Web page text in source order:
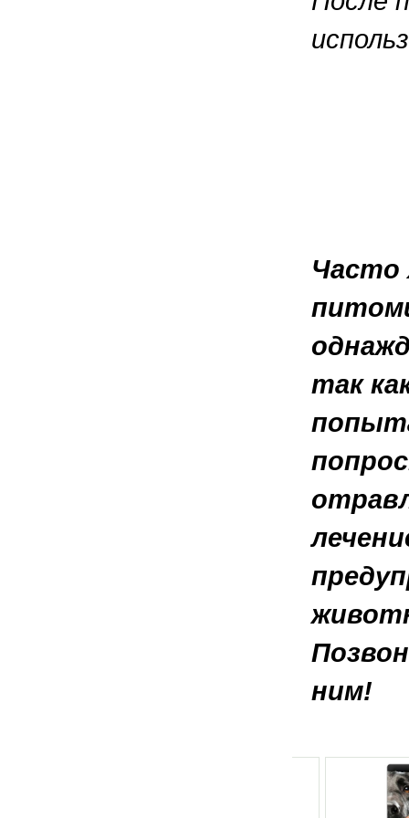
Часто
так
ним!